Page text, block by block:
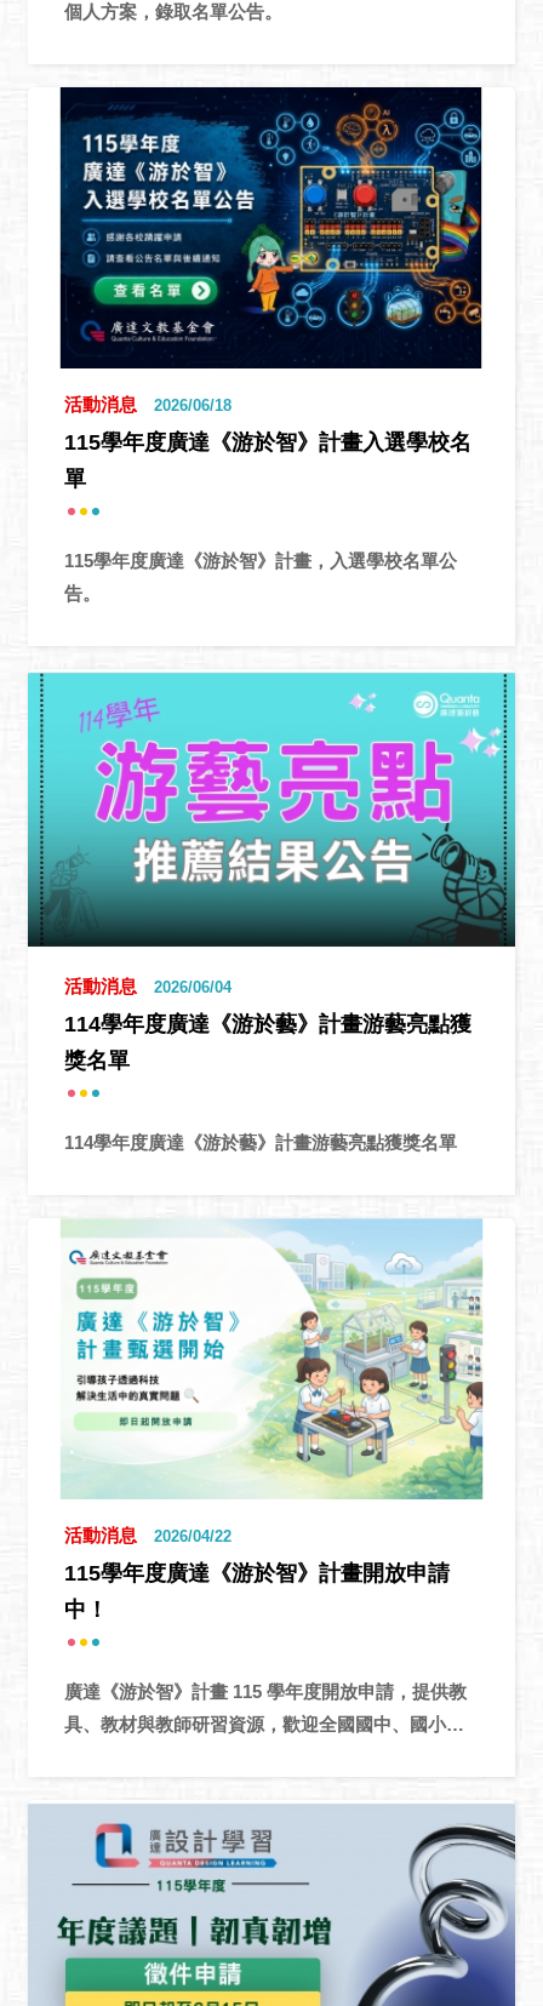
個人方案，錄取名單公告。
活動消息 2026/06/18
115學年度廣達《游於智》計畫入選學校名
單
115學年度廣達《游於智》計畫，入選學校名單公
告。
活動消息 2026/06/04
114學年度廣達《游於藝》計畫游藝亮點獲
獎名單
114學年度廣達《游於藝》計畫游藝亮點獲獎名單
活動消息 2026/04/22
115學年度廣達《游於智》計畫開放申請
中！
廣達《游於智》計畫 115 學年度開放申請，提供教
具、教材與教師研習資源，歡迎全國國中、國小依